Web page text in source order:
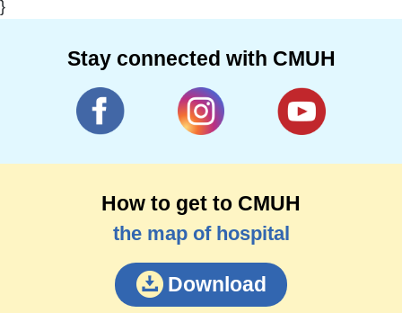
}
Stay connected with CMUH
How to get to CMUH
the map of hospital
Download